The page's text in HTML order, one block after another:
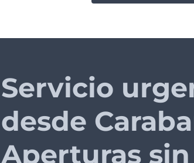
Servicio
desde
Aperturas